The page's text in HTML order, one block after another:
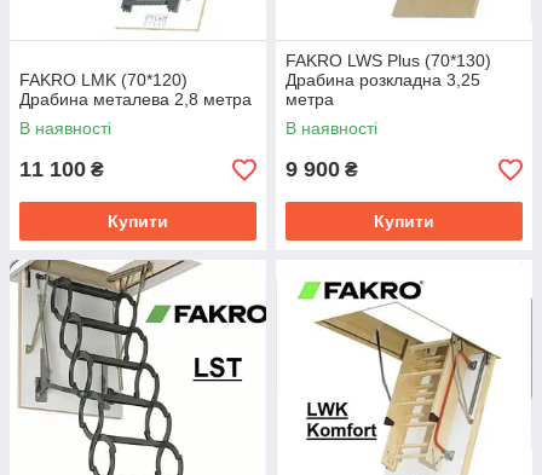
FAKRO LMK (70*120)
Драбина металева 2,8 метра
В наявності
11 100 ₴
Купити
FAKRO LWS Plus (70*130)
Драбина розкладна 3,25
метра
В наявності
9 900 ₴
Купити